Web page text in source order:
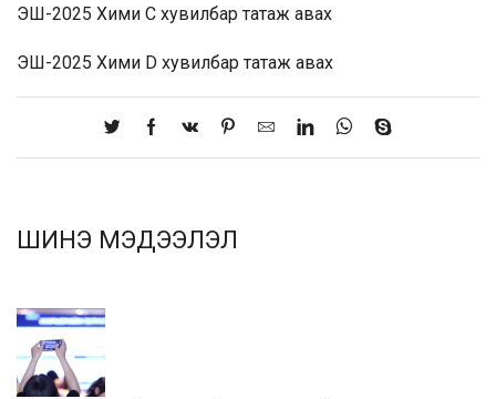
ЭШ-2025 Хими C хувилбар татаж авах
ЭШ-2025 Хими D хувилбар татаж авах
ШИНЭ МЭДЭЭЛЭЛ